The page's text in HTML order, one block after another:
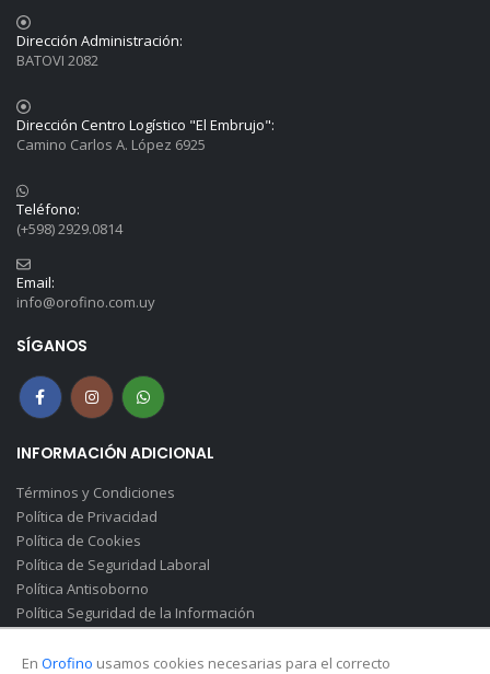
Dirección Administración:
BATOVI 2082
Dirección Centro Logístico "El Embrujo":
Camino Carlos A. López 6925
Teléfono:
(+598) 2929.0814
Email:
info@orofino.com.uy
SÍGANOS
INFORMACIÓN ADICIONAL
Términos y Condiciones
Política de Privacidad
Política de Cookies
Política de Seguridad Laboral
Política Antisoborno
Política Seguridad de la Información
En Orofino usamos cookies necesarias para el correcto